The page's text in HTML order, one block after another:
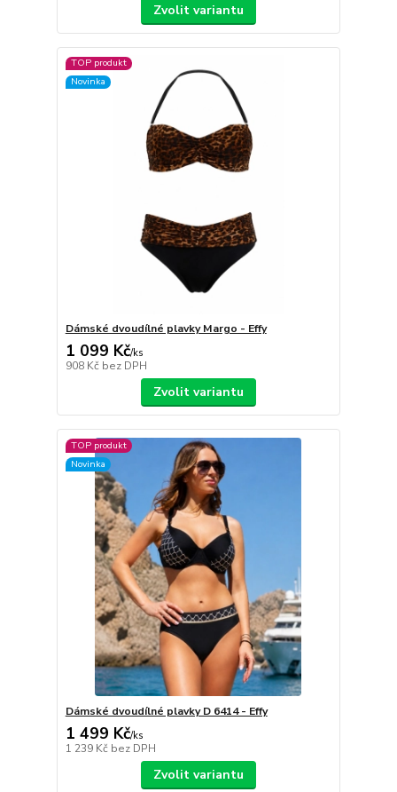
Zvolit variantu
TOP produkt
Novinka
Dámské dvoudílné plavky Margo - Effy
1 099 Kč/ks
908 Kč bez DPH
Zvolit variantu
TOP produkt
Novinka
Dámské dvoudílné plavky D 6414 - Effy
1 499 Kč/ks
1 239 Kč bez DPH
Zvolit variantu